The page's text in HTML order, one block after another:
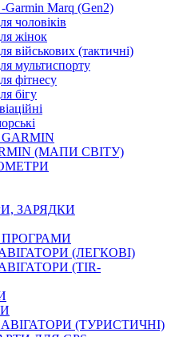
Marq (Gen2)
чоловіків
жінок
військових (тактичні)
мультиспорту
фітнесу
бігу
(МАПИ СВІТУ)
ЗАРЯДКИ
ПРОГРАМИ
(ЛЕГКОВІ)
(TIR-
(ТУРИСТИЧНІ)